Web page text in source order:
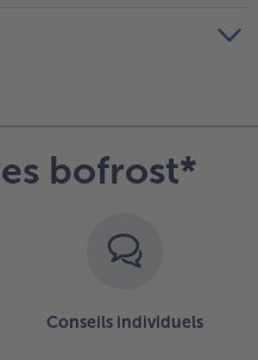
bofrost*
Conseils individuels